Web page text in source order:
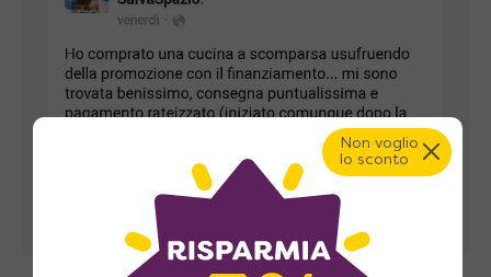
Non voglio
lo sconto